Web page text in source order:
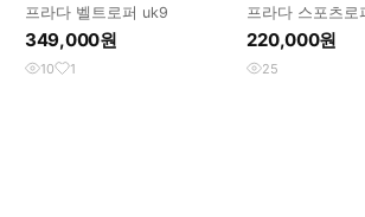
프라다 벨트로퍼 uk9
349,000원
10 1
프라다 스포츠로
220,000원
25